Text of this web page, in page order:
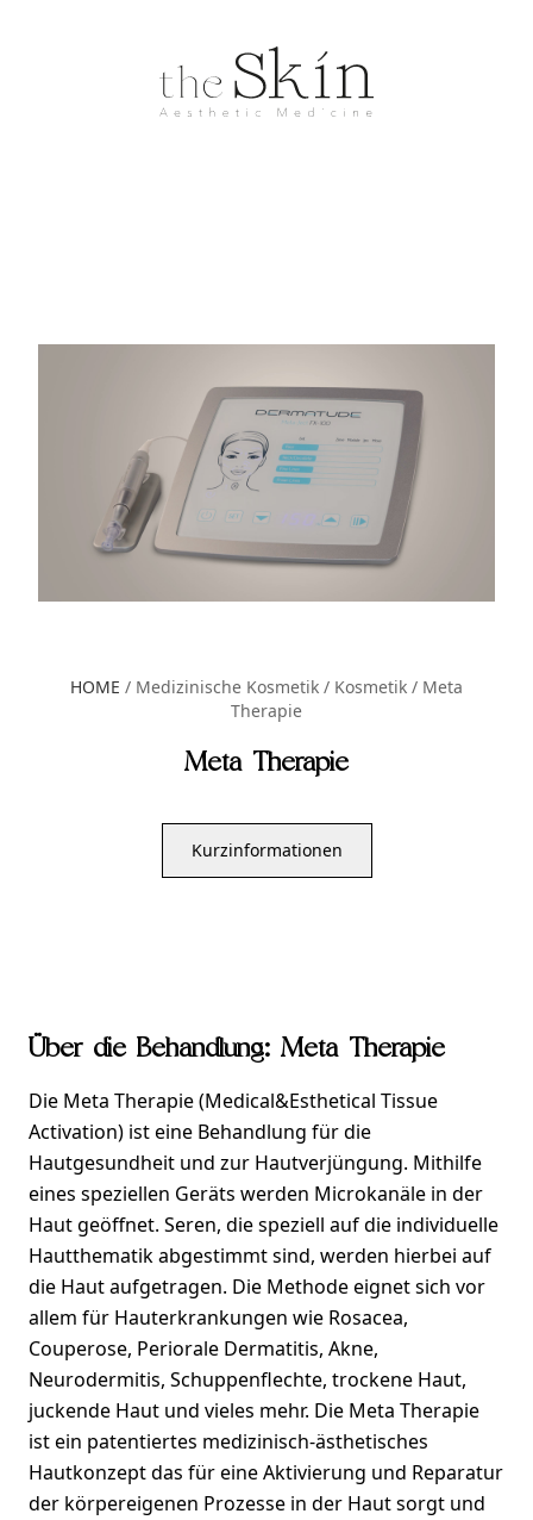
HOME / Medizinische Kosmetik / Kosmetik / Meta
Therapie
Meta Therapie
Kurzinformationen
Über die Behandlung: Meta Therapie
Die Meta Therapie (Medical&Esthetical Tissue
Activation) ist eine Behandlung für die
Hautgesundheit und zur Hautverjüngung. Mithilfe
eines speziellen Geräts werden Microkanäle in der
Haut geöffnet. Seren, die speziell auf die individuelle
Hautthematik abgestimmt sind, werden hierbei auf
die Haut aufgetragen. Die Methode eignet sich vor
allem für Hauterkrankungen wie Rosacea,
Couperose, Periorale Dermatitis, Akne,
Neurodermitis, Schuppenflechte, trockene Haut,
juckende Haut und vieles mehr. Die Meta Therapie
ist ein patentiertes medizinisch-ästhetisches
Hautkonzept das für eine Aktivierung und Reparatur
der körpereigenen Prozesse in der Haut sorgt und